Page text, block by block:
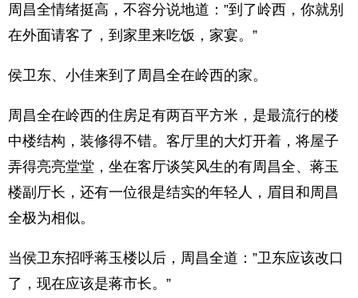
周昌全情绪挺高，不容分说地道：”到了岭西，你就别
在外面请客了，到家里来吃饭，家宴。”
侯卫东、小佳来到了周昌全在岭西的家。
周昌全在岭西的住房足有两百平方米，是最流行的楼
中楼结构，装修得不错。客厅里的大灯开着，将屋子
弄得亮亮堂堂，坐在客厅谈笑风生的有周昌全、蒋玉
楼副厅长，还有一位很是结实的年轻人，眉目和周昌
全极为相似。
当侯卫东招呼蒋玉楼以后，周昌全道：”卫东应该改口
了，现在应该是蒋市长。”